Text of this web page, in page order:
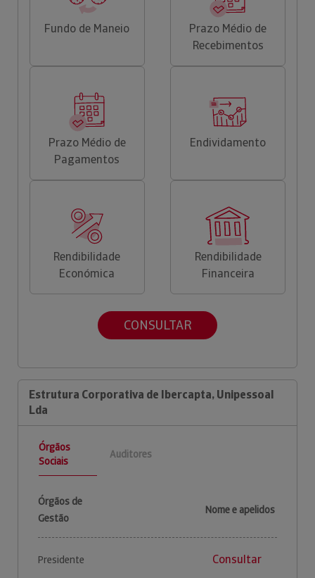
Fundo de Maneio
Prazo Médio de
Recebimentos
Prazo Médio de
Pagamentos
Endividamento
Rendibilidade
Económica
Rendibilidade
Financeira
CONSULTAR
Estrutura Corporativa de Ibercapta, Unipessoal
Lda
Órgãos
Sociais
Auditores
Órgãos de
Gestão
Nome e apelidos
Presidente Consultar